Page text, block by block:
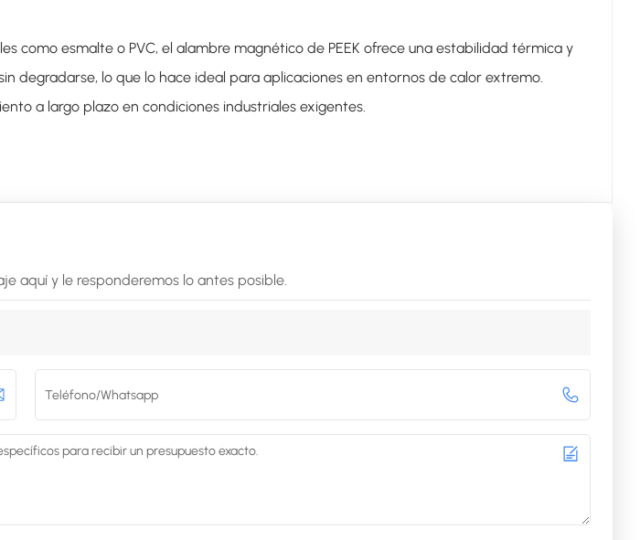
como esmalte o PVC, el alambre magnético de PEEK ofrece una estabilidad térmica y
degradarse, lo que lo hace ideal para aplicaciones en entornos de calor extremo.
a largo plazo en condiciones industriales exigentes.
aquí y le responderemos lo antes posible.